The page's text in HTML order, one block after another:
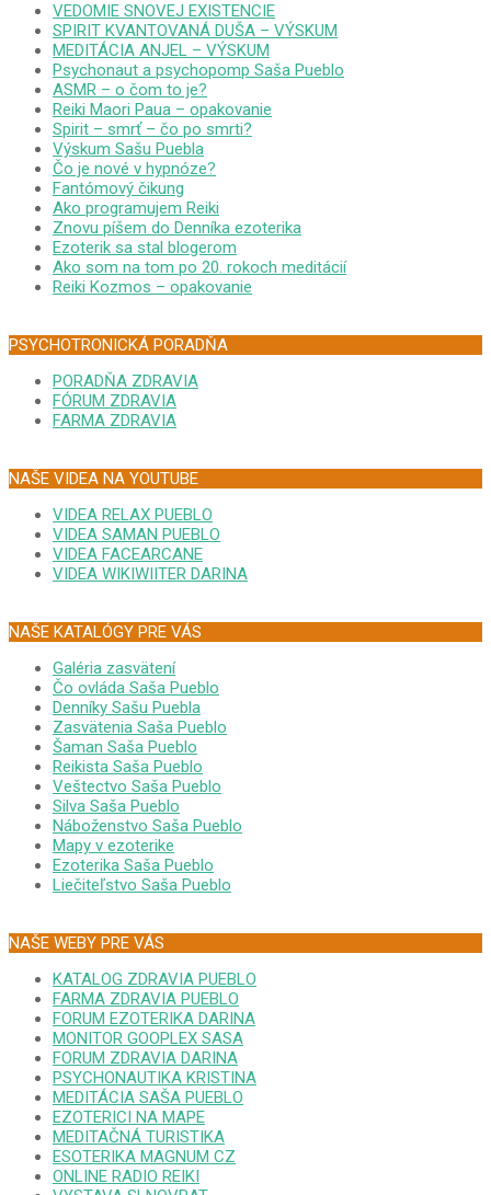
VEDOMIE SNOVEJ EXISTENCIE
SPIRIT KVANTOVANÁ DUŠA – VÝSKUM
MEDITÁCIA ANJEL – VÝSKUM
Psychonaut a psychopomp Saša Pueblo
ASMR – o čom to je?
Reiki Maori Paua – opakovanie
Spirit – smrť – čo po smrti?
Výskum Sašu Puebla
Čo je nové v hypnóze?
Fantómový čikung
Ako programujem Reiki
Znovu píšem do Denníka ezoterika
Ezoterik sa stal blogerom
Ako som na tom po 20. rokoch meditácií
Reiki Kozmos – opakovanie
PSYCHOTRONICKÁ PORADŇA
PORADŇA ZDRAVIA
FÓRUM ZDRAVIA
FARMA ZDRAVIA
NAŠE VIDEA NA YOUTUBE
VIDEA RELAX PUEBLO
VIDEA SAMAN PUEBLO
VIDEA FACEARCANE
VIDEA WIKIWIITER DARINA
NAŠE KATALÓGY PRE VÁS
Galéria zasvätení
Čo ovláda Saša Pueblo
Denníky Sašu Puebla
Zasvätenia Saša Pueblo
Šaman Saša Pueblo
Reikista Saša Pueblo
Veštectvo Saša Pueblo
Silva Saša Pueblo
Náboženstvo Saša Pueblo
Mapy v ezoterike
Ezoterika Saša Pueblo
Liečiteľstvo Saša Pueblo
NAŠE WEBY PRE VÁS
KATALOG ZDRAVIA PUEBLO
FARMA ZDRAVIA PUEBLO
FORUM EZOTERIKA DARINA
MONITOR GOOPLEX SASA
FORUM ZDRAVIA DARINA
PSYCHONAUTIKA KRISTINA
MEDITÁCIA SAŠA PUEBLO
EZOTERICI NA MAPE
MEDITAČNÁ TURISTIKA
ESOTERIKA MAGNUM CZ
ONLINE RADIO REIKI